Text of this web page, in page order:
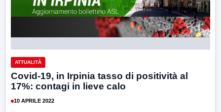
ATTUALITÀ
Covid-19, in Irpinia tasso di positività al
17%: contagi in lieve calo
10 APRILE 2022